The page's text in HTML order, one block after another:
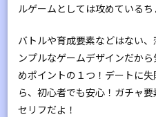
ルゲームとしては攻めている
バトルや育成要素などはない
ンプルなゲームデザインだか
めポイントの１つ！デートに
ら、初心者でも安心！ガチャ
セリフだよ！